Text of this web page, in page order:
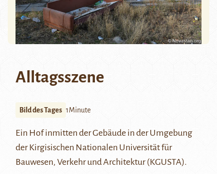
Alltagsszene
Bild des Tages 1Minute
Ein Hof inmitten der Gebäude in der Umgebung
der Kirgisischen Nationalen Universität für
Bauwesen, Verkehr und Architektur (KGUSTA).